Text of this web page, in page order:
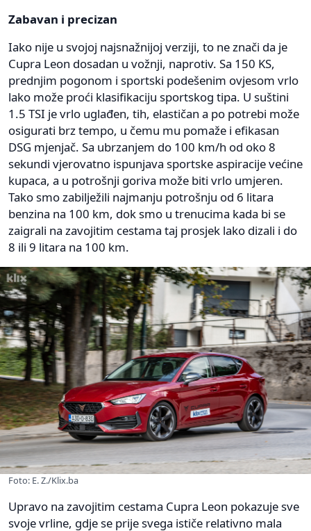
Zabavan i precizan
Iako nije u svojoj najsnažnijoj verziji, to ne znači da je
Cupra Leon dosadan u vožnji, naprotiv. Sa 150 KS,
prednjim pogonom i sportski podešenim ovjesom vrlo
lako može proći klasifikaciju sportskog tipa. U suštini
1.5 TSI je vrlo uglađen, tih, elastičan a po potrebi može
osigurati brz tempo, u čemu mu pomaže i efikasan
DSG mjenjač. Sa ubrzanjem do 100 km/h od oko 8
sekundi vjerovatno ispunjava sportske aspiracije većine
kupaca, a u potrošnji goriva može biti vrlo umjeren.
Tako smo zabilježili najmanju potrošnju od 6 litara
benzina na 100 km, dok smo u trenucima kada bi se
zaigrali na zavojitim cestama taj prosjek lako dizali i do
8 ili 9 litara na 100 km.
Foto: E. Z./Klix.ba
Upravo na zavojitim cestama Cupra Leon pokazuje sve
svoje vrline, gdje se prije svega ističe relativno mala